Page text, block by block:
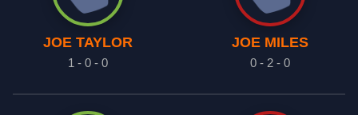
JOE TAYLOR
1 - 0 - 0
JOE MILES
0 - 2 - 0